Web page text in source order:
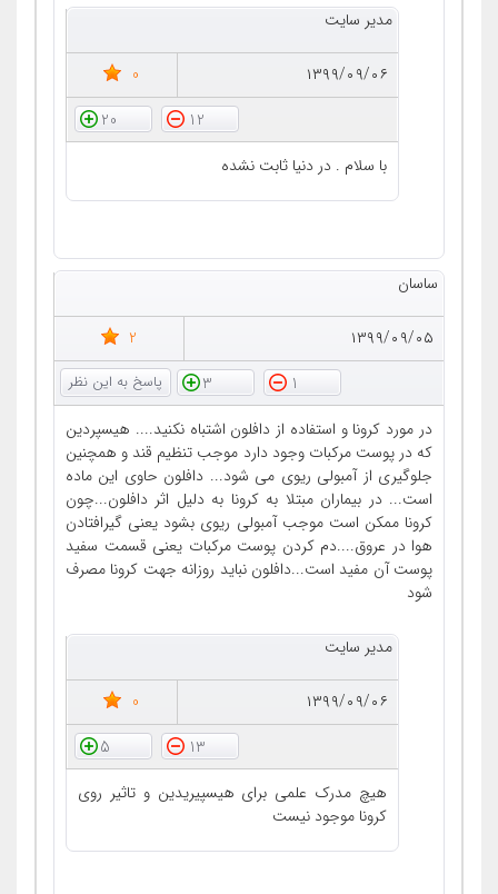
مدیر سایت
۱۳۹۹/۰۹/۰۶
0
12
20
با سلام . در دنیا ثابت نشده
ساسان
۱۳۹۹/۰۹/۰۵
2
1
3
در مورد کرونا و استفاده از دافلون اشتباه نکنید.... هیسپردین
که در پوست مرکبات وجود دارد موجب تنظیم قند و همچنین
جلوگیری از آمبولی ریوی می شود... دافلون حاوی این ماده
است... در بیماران مبتلا به کرونا به دلیل اثر دافلون...چون
کرونا ممکن است موجب آمبولی ریوی بشود یعنی گیرافتادن
هوا در عروق....دم کردن پوست مرکبات یعنی قسمت سفید
پوست آن مفید است...دافلون نباید روزانه جهت کرونا مصرف
شود
مدیر سایت
۱۳۹۹/۰۹/۰۶
0
13
5
هیچ مدرک علمی برای هیسپیریدین و تاثیر روی
کرونا موجود نیست